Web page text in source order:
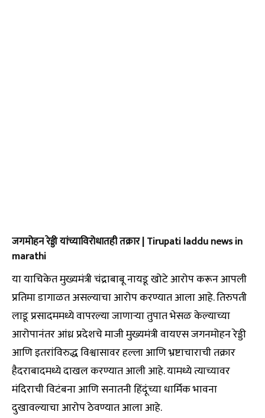
जगमोहन रेड्डी यांच्याविरोधातही तक्रार | Tirupati laddu news in
marathi
या याचिकेत मुख्यमंत्री चंद्राबाबू नायडू खोटे आरोप करून आपली
प्रतिमा डागाळत असल्याचा आरोप करण्यात आला आहे. तिरुपती
लाडू प्रसादममध्ये वापरल्या जाणाऱ्या तुपात भेसळ केल्याच्या
आरोपानंतर आंध्र प्रदेशचे माजी मुख्यमंत्री वायएस जगनमोहन रेड्डी
आणि इतरांविरुद्ध विश्वासावर हल्ला आणि भ्रष्टाचाराची तक्रार
हैदराबादमध्ये दाखल करण्यात आली आहे. यामध्ये त्याच्यावर
मंदिराची विटंबना आणि सनातनी हिंदूंच्या धार्मिक भावना
दुखावल्याचा आरोप ठेवण्यात आला आहे.